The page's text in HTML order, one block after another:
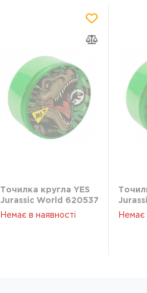
Точилка кругла YES
Jurassic World 620537
Немає в наявності Немає